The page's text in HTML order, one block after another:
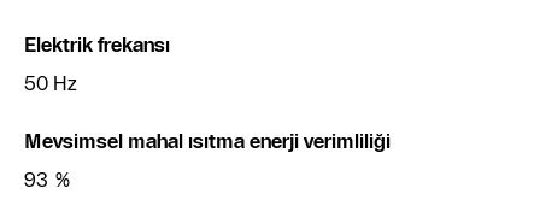
Elektrik frekansı
50 Hz
Mevsimsel mahal ısıtma enerji verimliliği
93 %